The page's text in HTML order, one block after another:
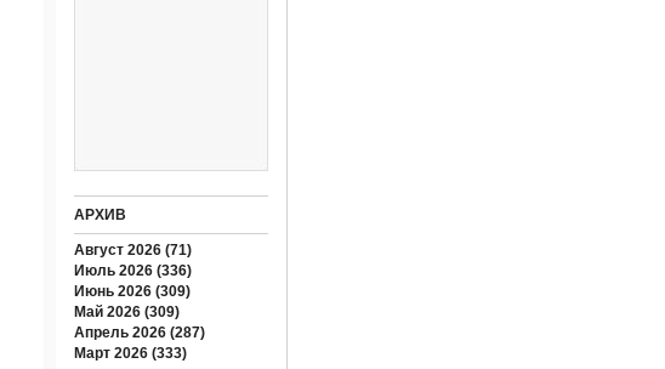
АРХИВ
Август 2026 (71)
Июль 2026 (336)
Июнь 2026 (309)
Май 2026 (309)
Апрель 2026 (287)
Март 2026 (333)